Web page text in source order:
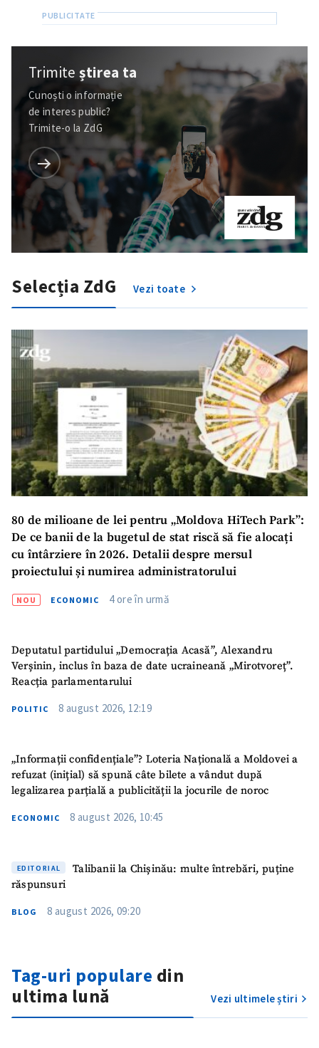
Trimiteștirea ta
Cunoști o informație
de interes public?
Trimite-o la ZdG
Selecția ZdG Vezi toate
80 de milioane de lei pentru „Moldova HiTech Park”:
De ce banii de la bugetul de stat riscă să fie alocați
cu întârziere în 2026. Detalii despre mersul
proiectului și numirea administratorului
NOU ECONOMIC 4 ore în urmă
Deputatul partidului „Democrația Acasă”, Alexandru
Verșinin, inclus în baza de date ucraineană „Mirotvoreț”.
Reacția parlamentarului
POLITIC 8 august 2026, 12:19
„Informații confidențiale”? Loteria Națională a Moldovei a
refuzat (inițial) să spună câte bilete a vândut după
legalizarea parțială a publicității la jocurile de noroc
ECONOMIC 8 august 2026, 10:45
EDITORIAL
Talibanii la Chișinău: multe întrebări, puține
răspunsuri
BLOG 8 august 2026, 09:20
Tag-uri populare din
ultima lună
Vezi ultimele știri
ȘTIREA MEA
Titlu știre
+ Adaugă titlu
Link media
+ Link media
Mesajul știrei
+ Mesajul știrei
CONTACT SURSĂ
Sursă anonimă
Nume+ Numele meu
Email+ Emailul meu
Telefon
+ Telefon personal
Am citit și sunt de
TRIMITE ȘTIREA